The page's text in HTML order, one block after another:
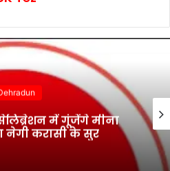
में गूंजेंगे मीना
नेगी करासी के सुर